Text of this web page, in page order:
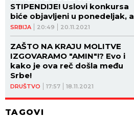
SRBIJA 20:49 20.11.2021
STIPENDIJE! Uslovi konkursa
biće objavljeni u ponedeljak, a
evo ko ima pravo da se prijavi!
DRUŠTVO 17:57 18.11.2021
ZAŠTO NA KRAJU MOLITVE
IZGOVARAMO "AMIN"!? Evo i
kako je ova reč došla među
Srbe!
TAGOVI